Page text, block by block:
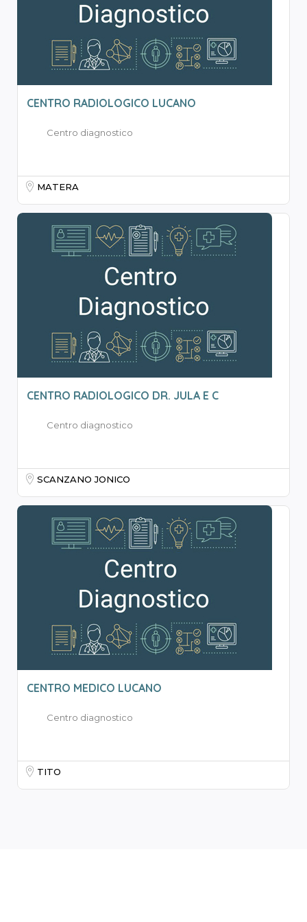
CENTRO RADIOLOGICO LUCANO
Centro diagnostico
MATERA
CENTRO RADIOLOGICO DR. JULA E C
Centro diagnostico
SCANZANO JONICO
CENTRO MEDICO LUCANO
Centro diagnostico
TITO